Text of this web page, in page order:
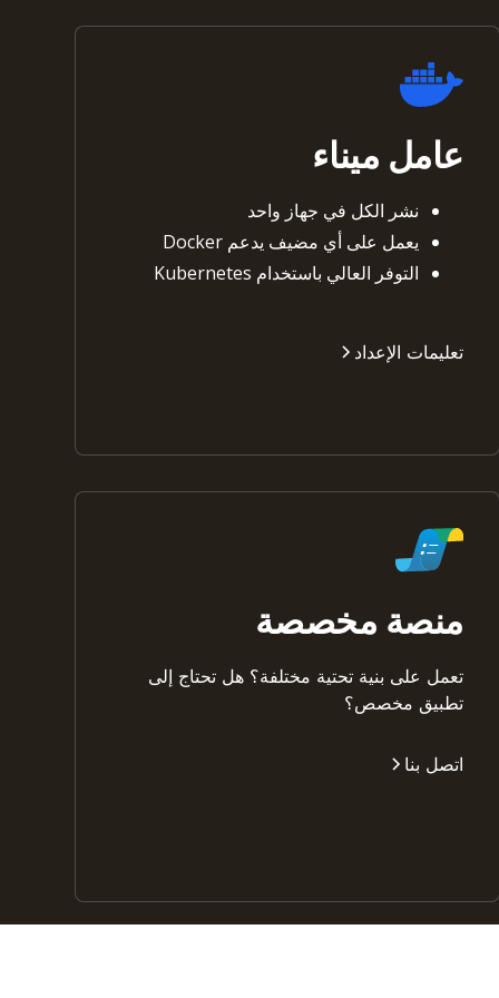
عامل ميناء
نشر الكل في جهاز واحد
يعمل على أي مضيف يدعم Docker
التوفر العالي باستخدام Kubernetes
تعليمات الإعداد
منصة مخصصة
تعمل على بنية تحتية مختلفة؟ هل تحتاج إلى
تطبيق مخصص؟
اتصل بنا